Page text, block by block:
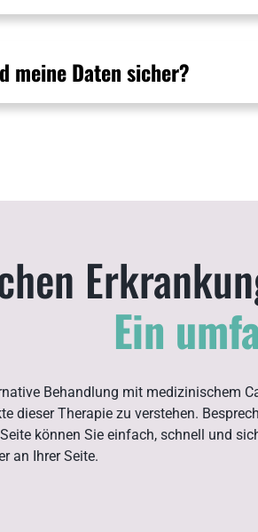
meine Daten sicher?
Ein
Behandlung mit medizinischem
dieser Therapie zu verstehen.
können Sie einfach, schnell und
an Ihrer Seite.